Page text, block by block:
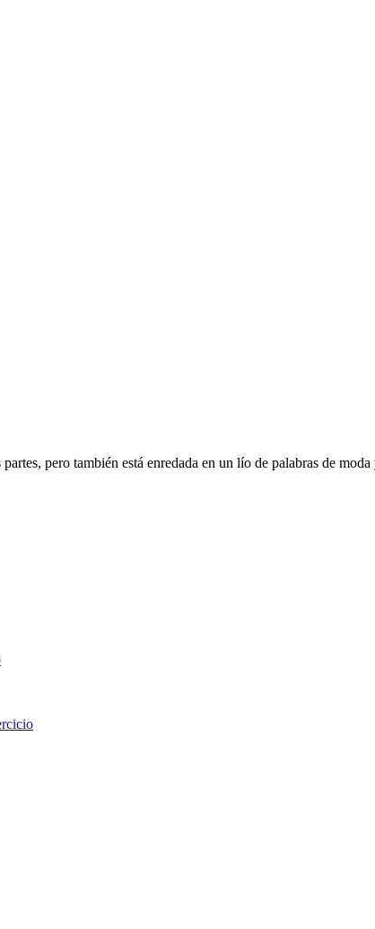
pero también está enredada en un lío de palabras de moda